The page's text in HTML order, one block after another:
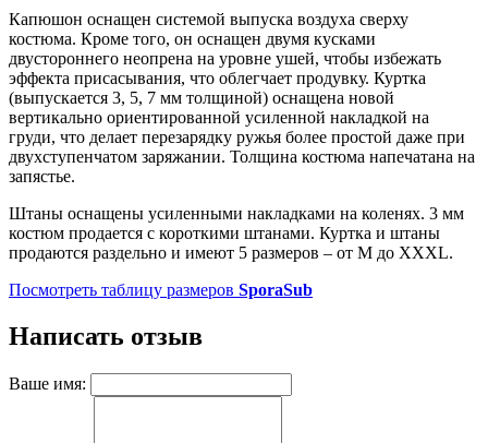
Капюшон оснащен системой выпуска воздуха сверху
костюма. Кроме того, он оснащен двумя кусками
двустороннего неопрена на уровне ушей, чтобы избежать
эффекта присасывания, что облегчает продувку. Куртка
(выпускается 3, 5, 7 мм толщиной) оснащена новой
вертикально ориентированной усиленной накладкой на
груди, что делает перезарядку ружья более простой даже при
двухступенчатом заряжании. Толщина костюма напечатана на
запястье.
Штаны оснащены усиленными накладками на коленях. 3 мм
костюм продается с короткими штанами. Куртка и штаны
продаются раздельно и имеют 5 размеров – от M до XXXL.
Посмотреть таблицу размеров SporaSub
Написать отзыв
Ваше имя: